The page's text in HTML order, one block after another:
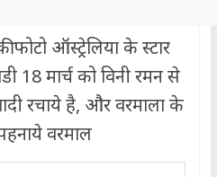
ऑस्ट्रेलिया के स्टार
18 मार्च को विनी रमन से
रचाये है, और वरमाला के
वरमाल